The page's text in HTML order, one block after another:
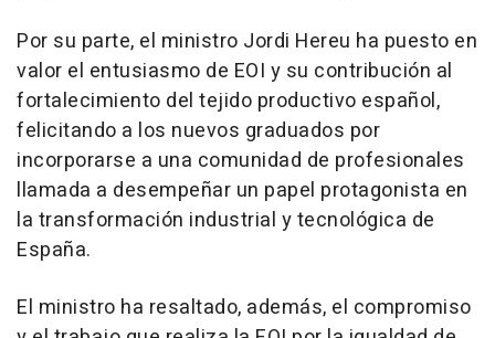
Por su parte, el ministro Jordi Hereu ha puesto en
valor el entusiasmo de EOI y su contribución al
fortalecimiento del tejido productivo español,
felicitando a los nuevos graduados por
incorporarse a una comunidad de profesionales
llamada a desempeñar un papel protagonista en
la transformación industrial y tecnológica de
España.
El ministro ha resaltado, además, el compromiso